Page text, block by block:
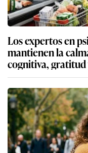
Los expertos en
mantienen la
cognitiva,